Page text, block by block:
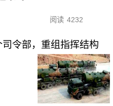
阅读 4232
令部，重组指挥结构